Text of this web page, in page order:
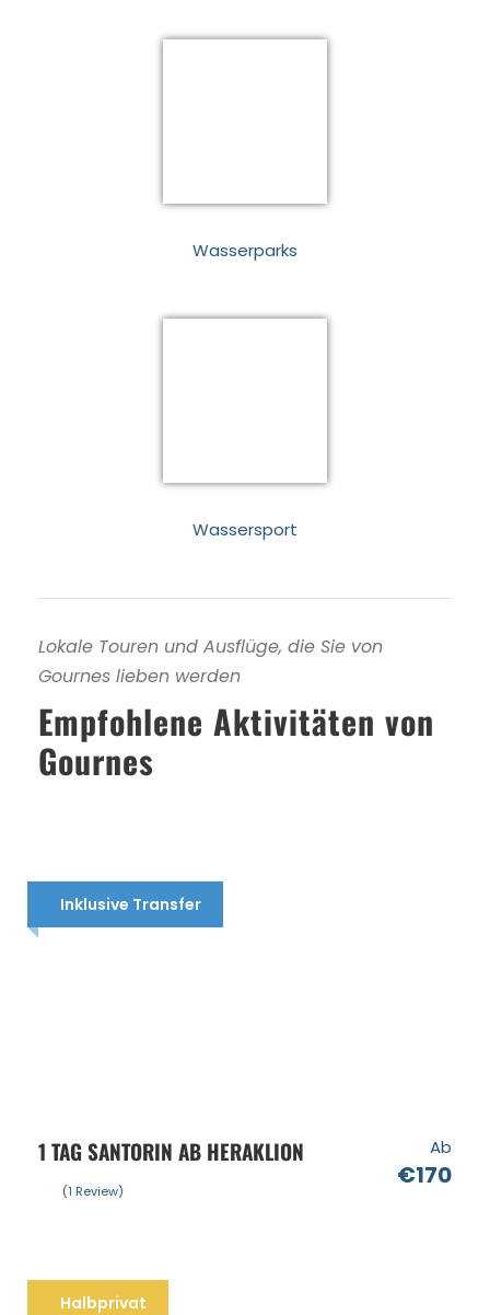
Wasserparks
Wassersport
Lokale Touren und Ausflüge, die Sie von
Gournes lieben werden
Empfohlene Aktivitäten von
Gournes
Inklusive Transfer
1 TAG SANTORIN AB HERAKLION Ab
€170
(1 Review)
Halbprivat